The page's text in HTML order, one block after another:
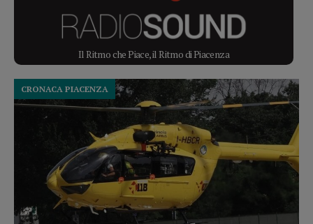
Il Ritmo che Piace, il Ritmo di Piacenza
CRONACA PIACENZA